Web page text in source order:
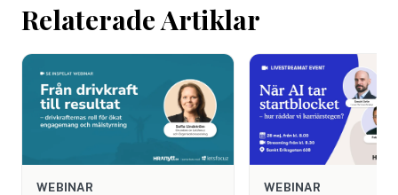
Relaterade Artiklar
WEBINAR WEBINAR